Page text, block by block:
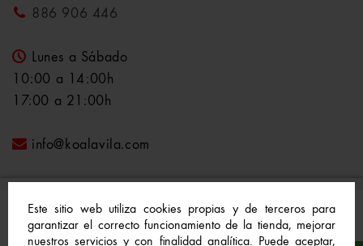
Este sitio web utiliza cookies propias y de terceros para
garantizar el correcto funcionamiento de la tienda, mejorar
nuestros servicios y con finalidad analítica. Puede aceptar,
886 906 446
Lunes a Sábado
10:00 a 14:00h
17:00 a 21:00h
info@koalavila.com